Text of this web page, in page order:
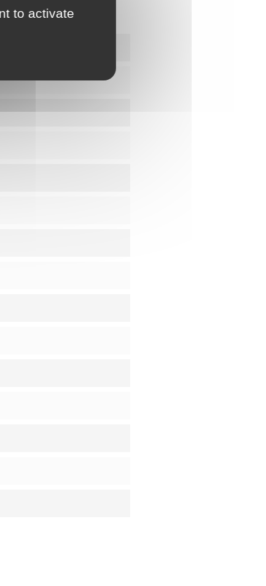
to activate